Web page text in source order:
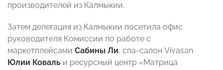
производителей из Калмыкии.
Затем делегация из Калмыкии посетила офис
руководителя Комиссии по работе с
маркетплейсами Сабины Ли, спа-салон Vivasan
Юлии Коваль и ресурсный центр «Матрица